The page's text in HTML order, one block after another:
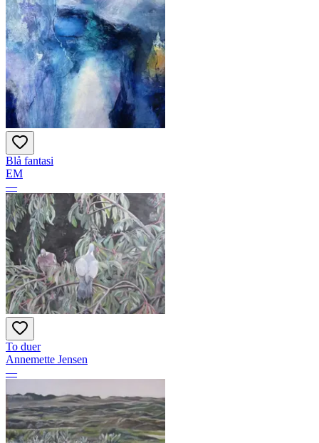
Blå fantasi
EM
—
To duer
Annemette Jensen
—